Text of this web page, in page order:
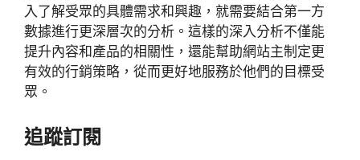
入了解受眾的具體需求和興趣，就需要結合第一方
數據進行更深層次的分析。這樣的深入分析不僅能
提升內容和產品的相關性，還能幫助網站主制定更
有效的行銷策略，從而更好地服務於他們的目標受
眾。
追蹤訂閱